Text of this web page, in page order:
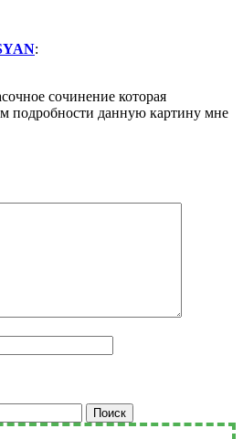
:
сочинение которая
подробности данную картину мне
Поиск